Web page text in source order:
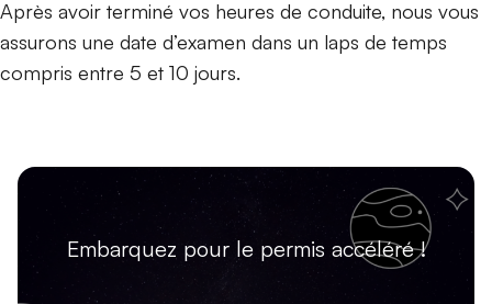
Après avoir terminé vos heures de conduite, nous vous
assurons une date d’examen dans un laps de temps
compris entre 5 et 10 jours.
Embarquez pour le permis accéléré !